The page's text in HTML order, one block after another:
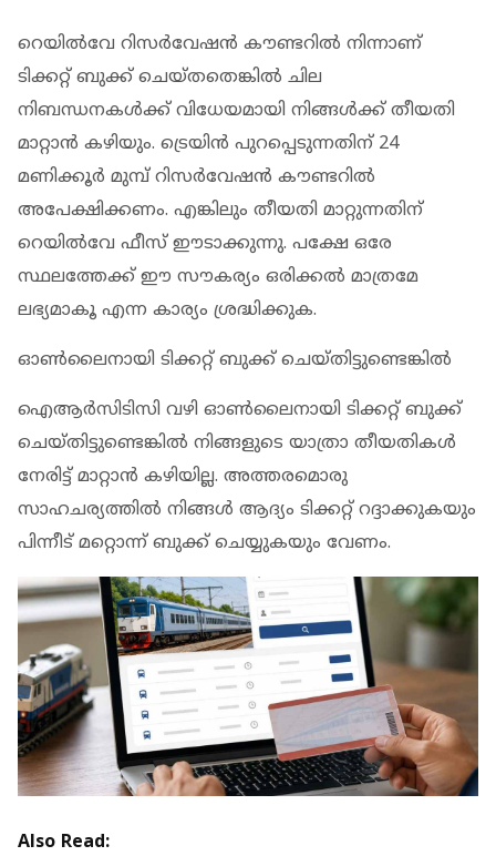
റെയില്‍വേ റിസര്‍വേഷന്‍ കൗണ്ടറില്‍ നിന്നാണ്
ടിക്കറ്റ് ബുക്ക് ചെയ്തതെങ്കില്‍ ചില
നിബന്ധനകള്‍ക്ക് വിധേയമായി നിങ്ങള്‍ക്ക് തീയതി
മാറ്റാന്‍ കഴിയും. ട്രെയിന്‍ പുറപ്പെടുന്നതിന് 24
മണിക്കൂര്‍ മുമ്പ് റിസര്‍വേഷന്‍ കൗണ്ടറില്‍
അപേക്ഷിക്കണം. എങ്കിലും തീയതി മാറ്റുന്നതിന്
റെയില്‍വേ ഫീസ് ഈടാക്കുന്നു. പക്ഷേ ഒരേ
സ്ഥലത്തേക്ക് ഈ സൗകര്യം ഒരിക്കല്‍ മാത്രമേ
ലഭ്യമാകൂ എന്ന കാര്യം ശ്രദ്ധിക്കുക.
ഓണ്‍ലൈനായി ടിക്കറ്റ് ബുക്ക് ചെയ്തിട്ടുണ്ടെങ്കില്‍
ഐആര്‍സിടിസി വഴി ഓണ്‍ലൈനായി ടിക്കറ്റ് ബുക്ക്
ചെയ്തിട്ടുണ്ടെങ്കില്‍ നിങ്ങളുടെ യാത്രാ തീയതികള്‍
നേരിട്ട് മാറ്റാന്‍ കഴിയില്ല. അത്തരമൊരു
സാഹചര്യത്തില്‍ നിങ്ങള്‍ ആദ്യം ടിക്കറ്റ് റദ്ദാക്കുകയും
പിന്നീട് മറ്റൊന്ന് ബുക്ക് ചെയ്യുകയും വേണം.
Also Read: